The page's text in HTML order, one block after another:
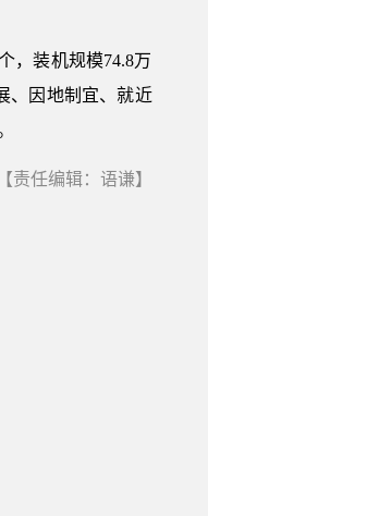
，装机规模74.8万
、因地制宜、就近
【责任编辑：语谦】